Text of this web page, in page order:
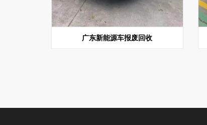
广东新能源车报废回收